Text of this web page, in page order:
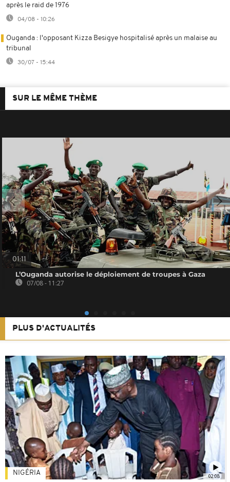
après le raid de 1976
04/08 - 10:26
Ouganda : l'opposant Kizza Besigye hospitalisé après un malaise au
tribunal
30/07 - 15:44
SUR LE MÊME THÈME
01:11
L’Ouganda autorise le déploiement de troupes à Gaza
07/08 - 11:27
PLUS D'ACTUALITÉS
02:08
NIGÉRIA